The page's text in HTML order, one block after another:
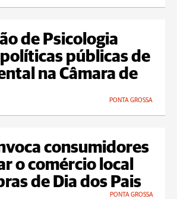
de Psicologia
públicas de
na Câmara de
PONTA GROSSA
consumidores
o comércio local
de Dia dos Pais
PONTA GROSSA